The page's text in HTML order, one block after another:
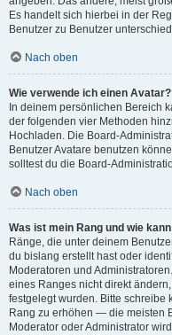
Es handelt sich hierbei in der
Benutzer zu Benutzer
Nach oben
Wie verwende ich einen Avatar?
In deinem persönlichen Bereich
der folgenden vier Methoden
Hochladen. Die Board-
Benutzer Avatare benutzen
solltest du die Board-
Nach oben
Was ist mein Rang und wie
Ränge, die unter deinem
du bislang erstellt hast oder
Moderatoren und
eines Ranges nicht direkt
festgelegt wurden. Bitte schreibe
Rang zu erhöhen — die meisten
Moderator oder Administrator